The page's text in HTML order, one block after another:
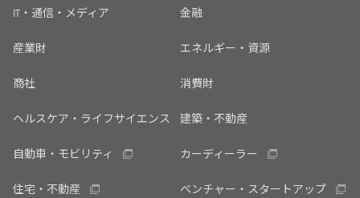
IT・通信・メディア 金融
産業財 エネルギー・資源
商社 消費財
ヘルスケア・ライフサイエンス 建築・不動産
自動車・モビリティ カーディーラー
住宅・不動産 ベンチャー・スタートアップ